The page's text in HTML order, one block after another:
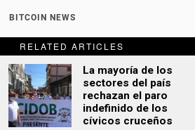
RELATED ARTICLES
La mayoría de los
sectores del país
rechazan el paro
indefinido de los
cívicos cruceños
BITCOIN NEWS
CULTURA
DATING
DEPORTES
ECONOMÍA